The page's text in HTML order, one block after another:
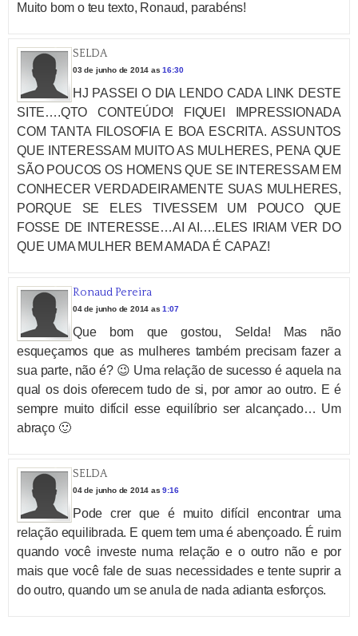
Muito bom o teu texto, Ronaud, parabéns!
SELDA
03 de junho de 2014 as16:30
HJ PASSEI O DIA LENDO CADA LINK DESTE
SITE….QTO CONTEÚDO! FIQUEI IMPRESSIONADA
COM TANTA FILOSOFIA E BOA ESCRITA. ASSUNTOS
QUE INTERESSAM MUITO AS MULHERES, PENA QUE
SÃO POUCOS OS HOMENS QUE SE INTERESSAM EM
CONHECER VERDADEIRAMENTE SUAS MULHERES,
PORQUE SE ELES TIVESSEM UM POUCO QUE
FOSSE DE INTERESSE…AI AI….ELES IRIAM VER DO
QUE UMA MULHER BEM AMADA É CAPAZ!
Ronaud Pereira
04 de junho de 2014 as1:07
Que bom que gostou, Selda! Mas não
esqueçamos que as mulheres também precisam fazer a
sua parte, não é? 😉 Uma relação de sucesso é aquela na
qual os dois oferecem tudo de si, por amor ao outro. E é
sempre muito difícil esse equilíbrio ser alcançado… Um
abraço 🙂
SELDA
04 de junho de 2014 as9:16
Pode crer que é muito difícil encontrar uma
relação equilibrada. E quem tem uma é abençoado. É ruim
quando você investe numa relação e o outro não e por
mais que você fale de suas necessidades e tente suprir a
do outro, quando um se anula de nada adianta esforços.